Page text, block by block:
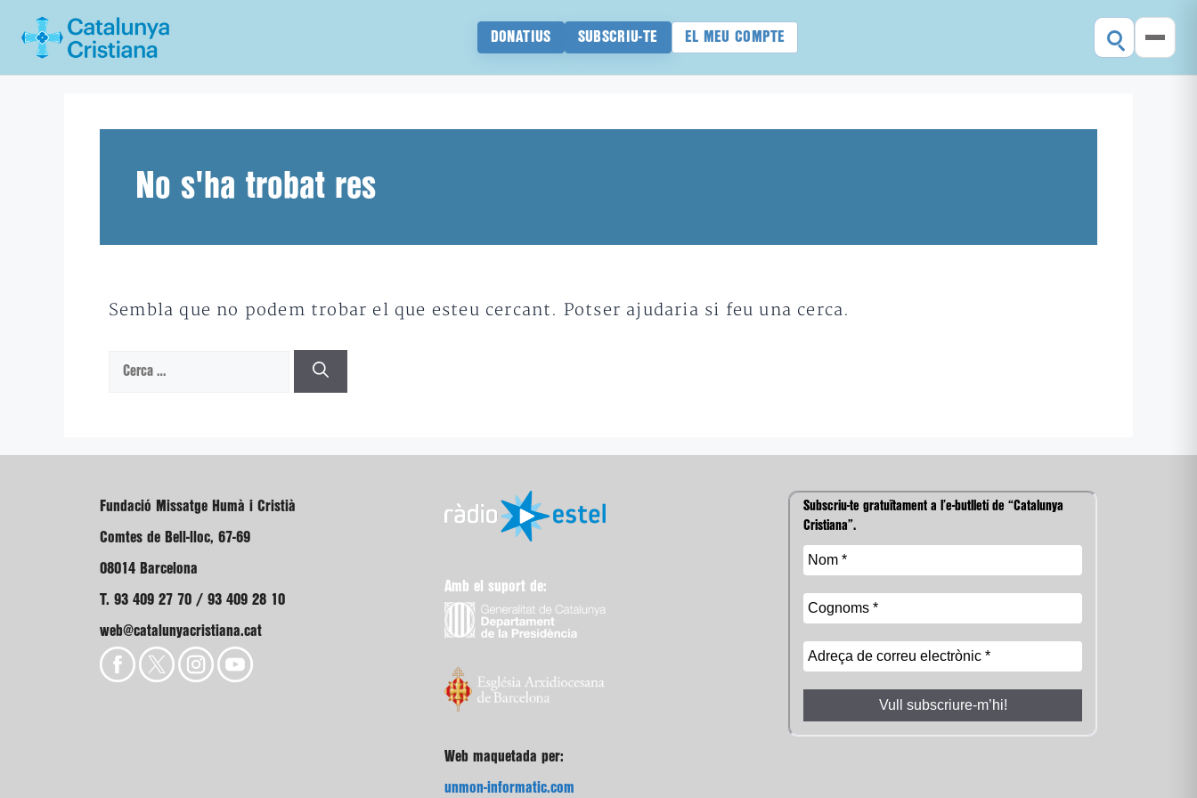
DONATIUS SUBSCRIU-TE EL MEU COMPTE
No s'ha trobat res
Sembla que no podem trobar el que esteu cercant. Potser ajudaria si feu una cerca.
Cerca:
Fundació Missatge Humà i Cristià
Comtes de Bell-lloc, 67-69
08014 Barcelona
T. 93 409 27 70 / 93 409 28 10
web@catalunyacristiana.cat
Amb el suport de:
Web maquetada per:
unmon-informatic.com
Subscriu-te gratuïtament a l’e-butlletí de “Catalunya
Cristiana”.